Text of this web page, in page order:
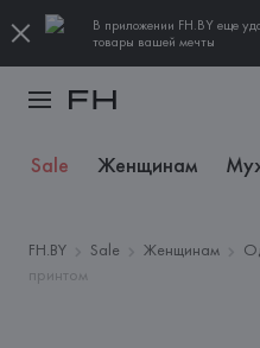
В приложении FH.BY еще
товары вашей мечты
Sale Женщинам
FH.BY Sale Женщинам
принтом